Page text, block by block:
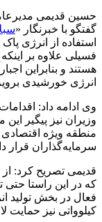
حسین قدیمی
گفتگو با خبرنگار «
استفاده از انرژی
فسیلی علاوه بر
هستند و بنابراین
انرژی خورشیدی
وی ادامه داد:
وزیران نیز پیگیر
سرمایه‌گذاران قرار
قدیمی تصریح کرد:
که در این راستا
کیلوواتی نیز حمایت